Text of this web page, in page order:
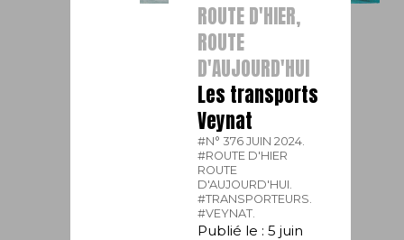
ROUTE D'HIER,
ROUTE
D'AUJOURD'HUI
Les transports
Veynat
#N° 376 JUIN 2024.
#ROUTE D'HIER
ROUTE
D'AUJOURD'HUI.
#TRANSPORTEURS.
#VEYNAT.
Publié le : 5 juin